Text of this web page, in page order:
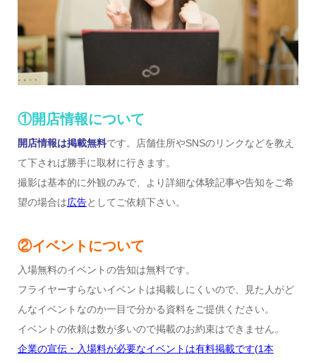
①開店情報について
開店情報は掲載無料です。店舗住所やSNSのリンクなどを教え
て下されば勝手に取材に行きます。
撮影は基本的に外観のみで、より詳細な体験記事や告知をご希
望の場合は広告としてご依頼下さい。
②イベントについて
入場無料のイベントの告知は無料です。
フライヤーすらないイベントは掲載しにくいので、見た人がど
んなイベントなのか一目で分かる資料をご提供ください。
イベントの依頼は数が多いので掲載のお約束はできません。
企業の宣伝・入場料が必要なイベントは有料掲載です(1本